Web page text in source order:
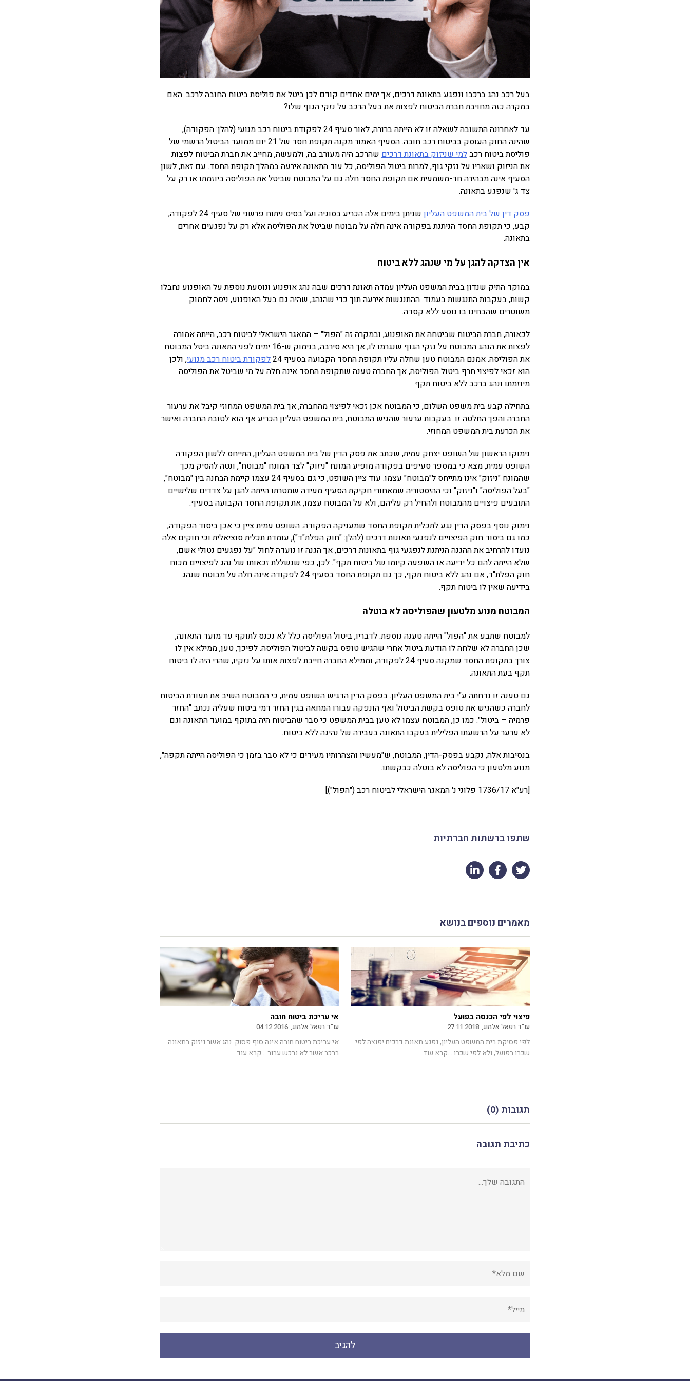
בעל רכב נהג ברכבו ונפגע בתאונת דרכים, אך ימים אחדים קודם לכן ביטל את פוליסת ביטוח החובה לרכב. האם
במקרה כזה מחויבת חברת הביטוח לפצות את בעל הרכב על נזקי הגוף שלו?
עד לאחרונה התשובה לשאלה זו לא הייתה ברורה, לאור סעיף 24 לפקודת ביטוח רכב מנועי (להלן: הפקודה),
שהינה החוק העוסק בביטוח רכב חובה. הסעיף האמור מקנה תקופת חסד של 21 יום ממועד הביטול הרשמי של
פוליסת ביטוח רכבלמי שניזוק בתאונת דרכים שהרכב היה מעורב בה, ולמעשה, מחייב את חברת הביטוח לפצות
את הניזוק ושאריו על נזקי גוף, למרות ביטול הפוליסה, כל עוד התאונה אירעה במהלך תקופת החסד. עם זאת, לשון
הסעיף אינה מבהירה חד-משמעית אם תקופת החסד חלה גם על המבוטח שביטל את הפוליסה ביוזמתו או רק על
צד ג' שנפגע בתאונה.
פסק דין של בית המשפט העליון
שניתן בימים אלה הכריע בסוגיה ועל בסיס ניתוח פרשני של סעיף 24 לפקודה,
קבע, כי תקופת החסד הניתנת בפקודה אינה חלה על מבוטח שביטל את הפוליסה אלא רק על נפגעים אחרים
בתאונה.
אין הצדקה להגן על מי שנהג ללא ביטוח
במוקד התיק שנדון בבית המשפט העליון עמדה תאונת דרכים שבה נהג אופנוע ונוסעת נוספת על האופנוע נחבלו
קשות, בעקבות התנגשות בעמוד. ההתנגשות אירעה תוך כדי שהנהג, שהיה גם בעל האופנוע, ניסה לחמוק
משוטרים שהבחינו בו נוסע ללא קסדה.
לכאורה, חברת הביטוח שביטחה את האופנוע, ובמקרה זה "הפול" – המאגר הישראלי לביטוח רכב, הייתה אמורה
לפצות את הנהג המבוטח על נזקי הגוף שנגרמו לו, אך היא סירבה, בנימוק ש-16 ימים לפני התאונה ביטל המבוטח
את הפוליסה. אמנם המבוטח טען שחלה עליו תקופת החסד הקבועה בסעיף 24
לפקודת ביטוח רכב מנועי, ולכן
הוא זכאי לפיצוי חרף ביטול הפוליסה, אך החברה טענה שתקופת החסד אינה חלה על מי שביטל את הפוליסה
מיוזמתו ונהג ברכב ללא ביטוח תקף.
בתחילה קבע בית משפט השלום, כי המבוטח אכן זכאי לפיצוי מהחברה, אך בית המשפט המחוזי קיבל את ערעור
החברה והפך החלטה זו. בעקבות ערעור שהגיש המבוטח, בית המשפט העליון הכריע אף הוא לטובת החברה ואישר
את הכרעת בית המשפט המחוזי.
נימוקו הראשון של השופט יצחק עמית, שכתב את פסק הדין של בית המשפט העליון, התייחס ללשון הפקודה.
השופט עמית, מצא כי במספר סעיפים בפקודה מופיע המונח "ניזוק" לצד המונח "מבוטח", ונטה להסיק מכך
שהמונח "ניזוק" אינו מתייחס ל"מבוטח" עצמו. עוד ציין השופט, כי גם בסעיף 24 עצמו קיימת הבחנה בין "מבוטח",
"בעל הפוליסה" ו"ניזוק" וכי ההיסטוריה שמאחורי חקיקת הסעיף מעידה שמטרתו הייתה להגן על צדדים שלישיים
התובעים פיצויים מהמבוטח ולהחיל רק עליהם, ולא על המבוטח עצמו, את תקופת החסד הקבועה בסעיף.
נימוק נוסף בפסק הדין נגע לתכלית תקופת החסד שמעניקה הפקודה. השופט עמית ציין כי אכן ביסוד הפקודה,
כמו גם ביסוד חוק הפיצויים לנפגעי תאונות דרכים (להלן: "חוק הפלת"ד"), עומדת תכלית סוציאלית וכי חוקים אלה
נועדו להרחיב את ההגנה הניתנת לנפגעי גוף בתאונות דרכים, אך הגנה זו נועדה לחול "על נפגעים נטולי אשם,
שלא הייתה להם כל ידיעה או השפעה קיומו של ביטוח תקף". לכן, כפי שנשללת זכאותו של נהג לפיצויים מכוח
חוק הפלת"ד, אם נהג ללא ביטוח תקף, כך גם תקופת החסד בסעיף 24 לפקודה אינה חלה על מבוטח שנהג
בידיעה שאין לו ביטוח תקף.
המבוטח מנוע מלטעון שהפוליסה לא בוטלה
למבוטח שתבע את "הפול" הייתה טענה נוספת: לדבריו, ביטול הפוליסה כלל לא נכנס לתוקף עד מועד התאונה,
שכן החברה לא שלחה לו הודעת ביטול אחרי שהגיש טופס בקשה לביטול הפוליסה. לפיכך, טען, ממילא אין לו
צורך בתקופת החסד שמקנה סעיף 24 לפקודה, וממילא החברה חייבת לפצות אותו על נזקיו, שהרי היה לו ביטוח
תקף בעת התאונה.
גם טענה זו נדחתה ע"י בית המשפט העליון. בפסק הדין הדגיש השופט עמית, כי המבוטח השיב את תעודת הביטוח
לחברה כשהגיש את טופס בקשת הביטול ואף הונפקה עבורו המחאה בגין החזר דמי ביטוח שעליה נכתב "החזר
פרמיה – ביטול". כמו כן, המבוטח עצמו לא טען בבית המשפט כי סבר שהביטוח היה בתוקף במועד התאונה וגם
לא ערער על הרשעתו הפלילית בעקבו התאונה בעבירה של נהיגה ללא ביטוח.
בנסיבות אלה, נקבע בפסק-הדין, המבוטח, ש"מעשיו והצהרותיו מעידים כי לא סבר בזמן כי הפוליסה הייתה תקפה",
מנוע מלטעון כי הפוליסה לא בוטלה כבקשתו.
[רע"א 1736/17 פלוני נ' המאגר הישראלי לביטוח רכב ("הפול")]
שתפו ברשתות חברתיות
מאמרים נוספים בנושא
פיצוי לפי הכנסה בפועל
עו"ד רפאל אלמוג, 27.11.2018
לפי פסיקת בית המשפט העליון, נפגע תאונת דרכים יפוצה לפי
שכרו בפועל, ולא לפי שכרו ...קרא עוד
אי עריכת ביטוח חובה
עו"ד רפאל אלמוג, 04.12.2016
אי עריכת ביטוח חובה אינה סוף פסוק. נהג אשר ניזוק בתאונה
ברכב אשר לא נרכש עבור ...קרא עוד
תגובות (0)
כתיבת תגובה